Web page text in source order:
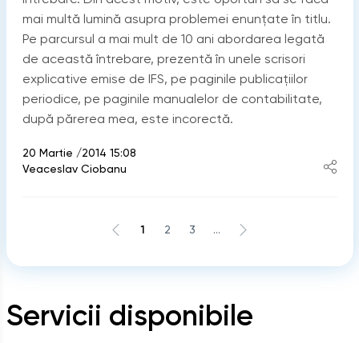
Servicii disponibile
mai multă lumină asupra problemei enunţate în titlu.
Pe parcursul a mai mult de 10 ani abordarea legată
de această întrebare, prezentă în unele scrisori
explicative emise de IFS, pe paginile publicaţiilor
periodice, pe paginile manualelor de contabilitate,
după părerea mea, este incorectă.
20 Martie /2014 15:08
Veaceslav Ciobanu
1 2 3 ...